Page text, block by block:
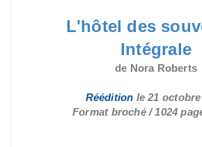
L'hôtel des
Intégrale
de Nora Roberts
Réédition le 21 octobre
Format broché / 1024